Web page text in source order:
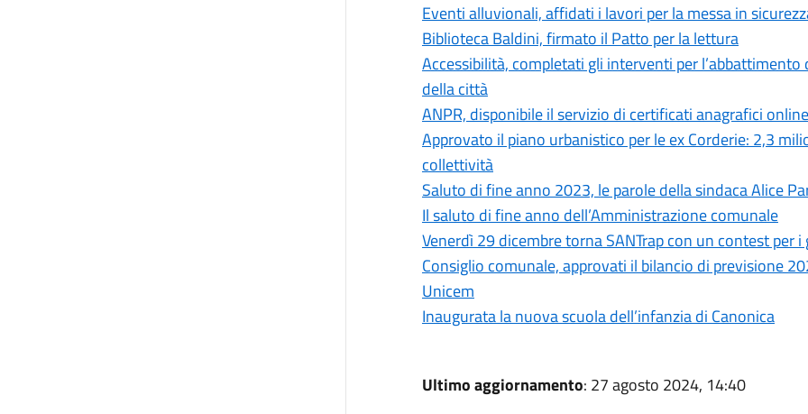
Eventi alluvionali, affidati i lavori per la messa in
Biblioteca Baldini, firmato il Patto per la lettura
Accessibilità, completati gli interventi per
della città
ANPR, disponibile il servizio di certificati anagrafici
Approvato il piano urbanistico per le ex Corderie: 2,3
collettività
Saluto di fine anno 2023, le parole della sindaca Alice
Il saluto di fine anno dell’Amministrazione comunale
Venerdì 29 dicembre torna SANTrap con un contest per
Consiglio comunale, approvati il bilancio di previsione
Unicem
Inaugurata la nuova scuola dell’infanzia di Canonica
Ultimo aggiornamento: 27 agosto 2024, 14:40